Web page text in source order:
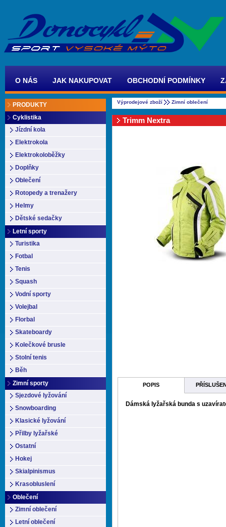
O NÁS JAK NAKUPOVAT OBCHODNÍ PODMÍNKY
PRODUKTY
Cyklistika
Jízdní kola
Elektrokola
Elektrokoloběžky
Doplňky
Oblečení
Rotopedy a trenažery
Helmy
Dětské sedačky
Letní sporty
Turistika
Fotbal
Tenis
Squash
Vodní sporty
Volejbal
Florbal
Skateboardy
Kolečkové brusle
Stolní tenis
Běh
Zimní sporty
Sjezdové lyžování
Snowboarding
Klasické lyžování
Přilby lyžařské
Ostatní
Hokej
Skialpinismus
Krasobluslení
Oblečení
Zimní oblečení
Letní oblečení
Výprodejové zboží Zimní oblečení
Trimm Nextra
POPIS
Dámská lyžařská bunda s